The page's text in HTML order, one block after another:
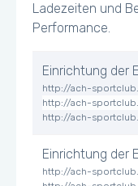
Ladezeiten und
Performance.
Einrichtung der
http://ach-
http://ach-
http://ach-
Einrichtung der
http://ach-